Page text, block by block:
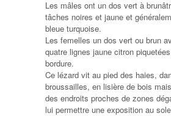
Les mâles ont un dos vert à
tâches noires et jaune et
bleue turquoise.
Les femelles un dos vert ou brun
quatre lignes jaune citron
bordure.
Ce lézard vit au pied des haies,
broussailles, en lisière de bois
des endroits proches de zones
lui permettre une exposition au